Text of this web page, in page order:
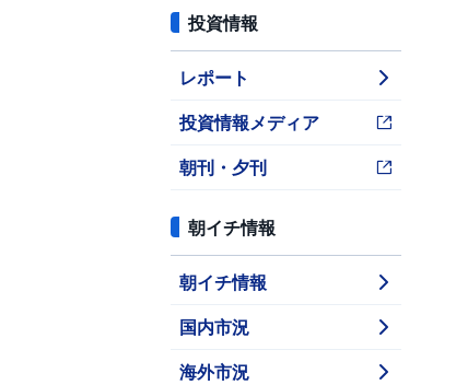
投資情報
レポート
投資情報メディア
朝刊・夕刊
朝イチ情報
朝イチ情報
国内市況
海外市況